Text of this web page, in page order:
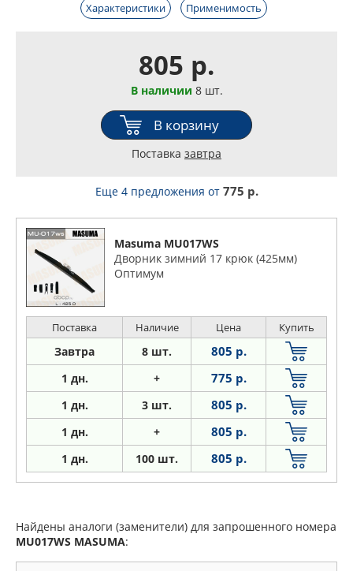
Характеристики Применимость
805 р.
В наличии 8 шт.
В корзину
Поставка завтра
Еще 4 предложения от 775 р.
Masuma MU017WS
Дворник зимний 17 крюк (425мм)
Оптимум
Поставка Наличие Цена Купить
Завтра 8 шт. 805 р.
1 дн. + 775 р.
1 дн. 3 шт. 805 р.
1 дн. + 805 р.
1 дн. 100 шт. 805 р.
Найдены аналоги (заменители) для запрошенного номера
MU017WS MASUMA: